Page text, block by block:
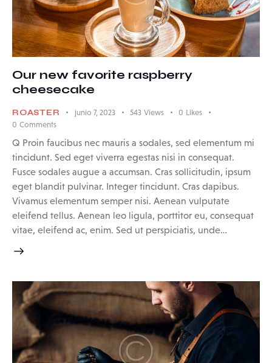
Our new favorite raspberry
cheesecake
ROASTER junio 7, 2023 543 Views 0 Likes
0 Comments
Q Proin faucibus nec mauris a sodales, sed elementum mi
tincidunt. Sed eget viverra egestas nisi in consequat.
Fusce sodales augue a accumsan. Cras sollicitudin, ipsum
eget blandit pulvinar. Integer tincidunt. Cras dapibus.
Vivamus elementum semper nisi. Aenean vulputate
eleifend tellus. Aenean leo ligula, porttitor eu, consequat
vitae, eleifend ac, enim. Sed ut perspiciatis, unde…